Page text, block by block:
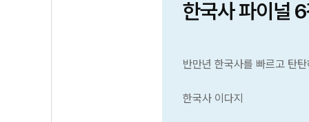
한국사 파이널
반만년 한국사를 빠르고 탄
한국사 이다지